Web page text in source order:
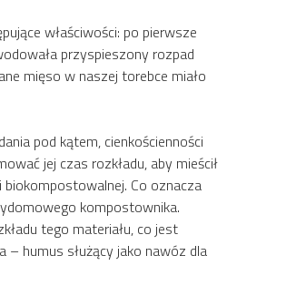
właściwości: po pierwsze
przyspieszony rozpad
mięso w naszej torebce miało
pod kątem, cienkościenności
jej czas rozkładu, aby mieścił
Co oznacza
kompostownika.
tego materiału, co jest
humus służący jako nawóz dla